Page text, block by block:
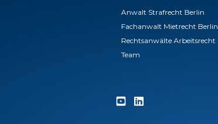
Anwalt Strafrecht Berlin
Fachanwalt Mietrecht Berlin
Rechtsanwälte Arbeitsrecht
Team